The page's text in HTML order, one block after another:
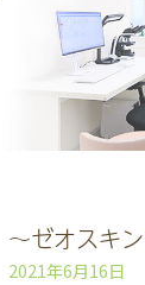
2021年6月16日